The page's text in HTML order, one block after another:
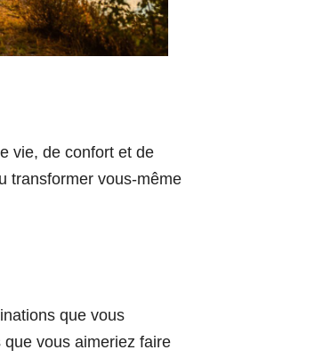
vie, de confort et de
transformer vous-même
que vous
vous aimeriez faire